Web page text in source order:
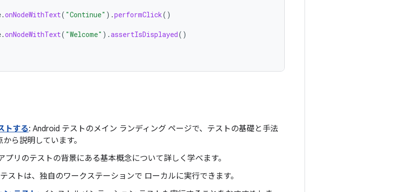
.onNodeWithText( "Continue" ).performClick()
.onNodeWithText( "Welcome" ).assertIsDisplayed()
トする: Android テストのメイン ランディング ページで、テストの基礎と手法
ら説明しています。
プリのテストの背景にある基本概念について詳しく学べます。
ストは、独自のワークステーションで ローカルに実行できます。